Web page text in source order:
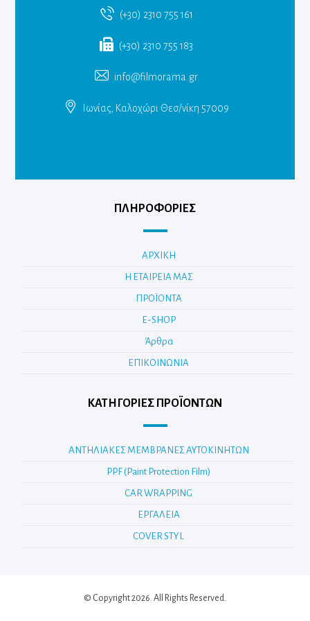
(+30) 2310 755 161
(+30) 2310 755 183
info@filmorama.gr
Ιωνίας, Καλοχώρι Θεσ/νίκη 57009
ΠΛΗΡΟΦΟΡΙΕΣ
ΑΡΧΙΚΗ
Η ΕΤΑΙΡΕΙΑ ΜΑΣ
ΠΡΟΪΟΝΤΑ
E-SHOP
Άρθρα
ΕΠΙΚΟΙΝΩΝΙΑ
ΚΑΤΗΓΟΡΊΕΣ ΠΡΟΪΌΝΤΩΝ
ΑΝΤΗΛΙΑΚΕΣ ΜΕΜΒΡΑΝΕΣ ΑΥΤΟΚΙΝΗΤΩΝ
PPF (Paint Protection Film)
CAR WRAPPING
ΕΡΓΑΛΕΙΑ
COVER STYL
© Copyright 2026. All Rights Reserved.